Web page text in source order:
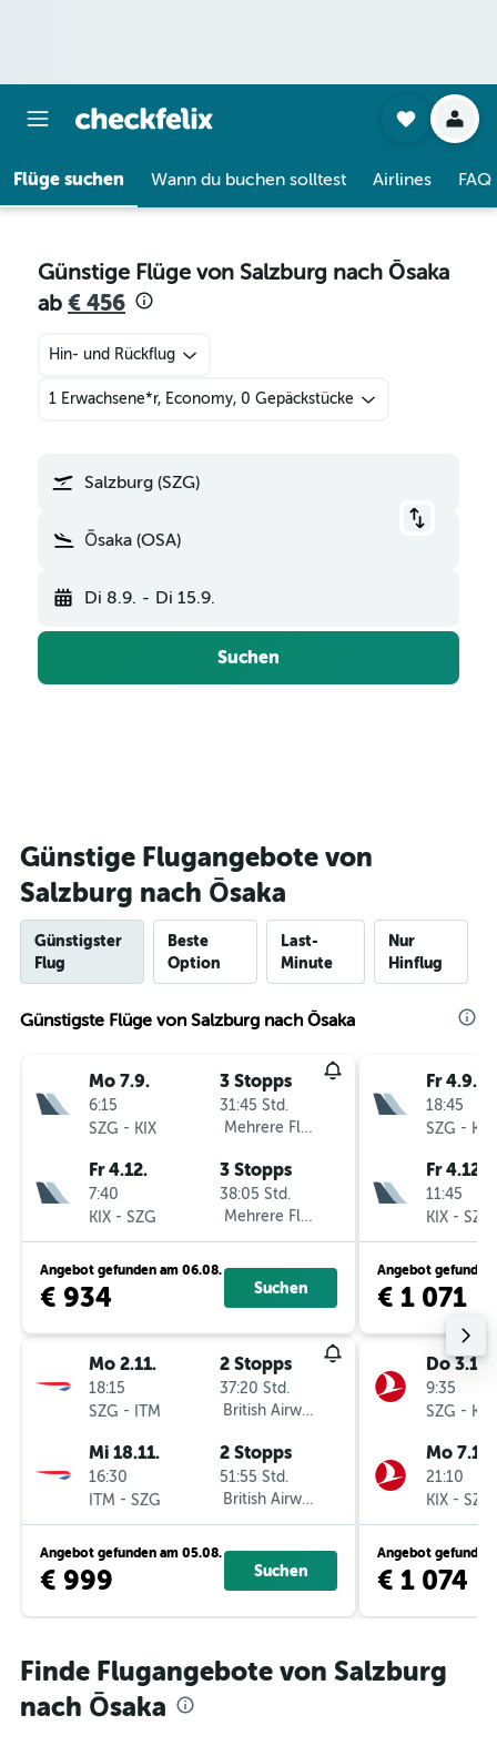
Flüge suchen Wann du buchen solltest Airlines FAQ
Günstige Flüge von Salzburg nach Ōsaka
ab € 456
Hin- und Rückflug
1 Erwachsene*r, Economy, 0 Gepäckstücke
Salzburg (SZG)
Ōsaka (OSA)
Di 8.9. - Di 15.9.
Suchen
Günstige Flugangebote von
Salzburg nach Ōsaka
Günstigster
Flug
Beste
Option
Last-
Minute
Nur
Hinflug
Günstigste Flüge von Salzburg nach Ōsaka
Mo 7.9.
6:15
SZG - KIX
3 Stopps
31:45 Std.
Mehrere Fluglinien
Fr 4.12.
7:40
KIX - SZG
3 Stopps
38:05 Std.
Mehrere Fluglinien
Angebot gefunden am 06.08.
€ 934 Suchen
Mo 2.11.
18:15
SZG - ITM
2 Stopps
37:20 Std.
British Airways
Mi 18.11.
16:30
ITM - SZG
2 Stopps
51:55 Std.
British Airways
Angebot gefunden am 05.08.
€ 999 Suchen
Fr 4.9.
18:45
SZG - KIX
Fr 4.12.
11:45
KIX - SZG
Angebot gefunden
€ 1 071
Do 3.12.
9:35
SZG - KIX
Mo 7.12.
21:10
KIX - SZG
Angebot gefunden
€ 1 074
Finde Flugangebote von Salzburg
nach Ōsaka